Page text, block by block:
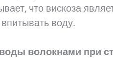
что вискоза
воду.
волокнами при